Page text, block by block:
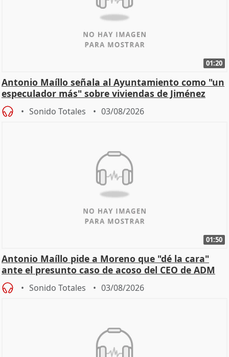
01:20
Antonio Maíllo señala al Ayuntamiento como "un
especulador más" sobre viviendas de Jiménez
Becerril
Sonido Totales 03/08/2026
01:50
Antonio Maíllo pide a Moreno que "dé la cara"
ante el presunto caso de acoso del CEO de ADM
Sonido Totales 03/08/2026